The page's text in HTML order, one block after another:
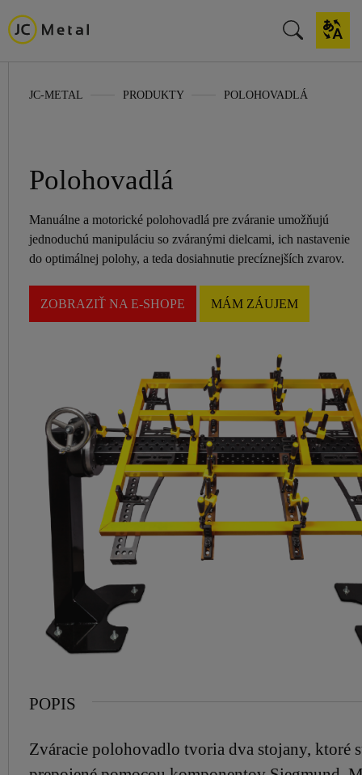
JC-METAL PRODUKTY POLOHOVADLÁ
Polohovadlá
Manuálne a motorické polohovadlá pre zváranie umožňujú
jednoduchú manipuláciu so zváranými dielcami, ich nastavenie
do optimálnej polohy, a teda dosiahnutie precíznejších zvarov.
ZOBRAZIŤ NA E-SHOPE MÁM ZÁUJEM
POPIS
Zváracie polohovadlo tvoria dva stojany, ktoré